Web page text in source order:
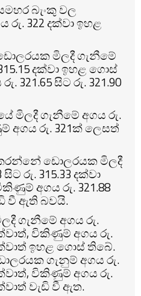
බැංකු වල
322 දක්වා ඉහළ
මිලදී ගැනීමේ
දක්වා ඉහළ ගොස්
සිට රු. 321.90
මිලදී ගැනීමේ අගය රු.
අගය රු. 321ක් ලෙසත්
කරන්නේ ඩොලරයක මිලදී
රු. 315.33 දක්වා
අගය රු. 321.88
වී ඇති බවයි.
ගැනීමේ අගය රු.
විකිණුම් අගය රු.
ඉහළ ගොස් තිබේ.
ගැනුම් අගය රු.
විකිණුම් අගය රු.
වැඩි වී ඇත.